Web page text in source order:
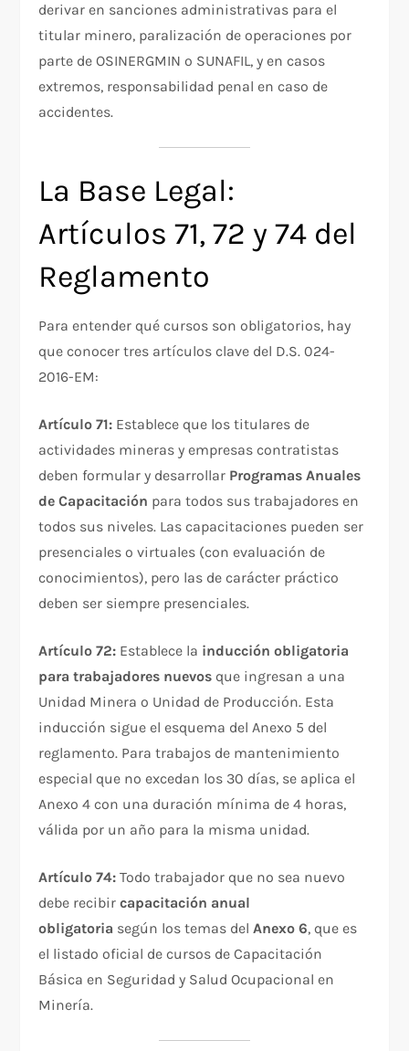
derivar en sanciones administrativas para el
titular minero, paralización de operaciones por
parte de OSINERGMIN o SUNAFIL, y en casos
extremos, responsabilidad penal en caso de
accidentes.
La Base Legal:
Artículos 71, 72 y 74 del
Reglamento
Para entender qué cursos son obligatorios, hay
que conocer tres artículos clave del D.S. 024-
2016-EM:
Artículo 71: Establece que los titulares de
actividades mineras y empresas contratistas
deben formular y desarrollar Programas Anuales
de Capacitación para todos sus trabajadores en
todos sus niveles. Las capacitaciones pueden ser
presenciales o virtuales (con evaluación de
conocimientos), pero las de carácter práctico
deben ser siempre presenciales.
Artículo 72: Establece la inducción obligatoria
para trabajadores nuevos que ingresan a una
Unidad Minera o Unidad de Producción. Esta
inducción sigue el esquema del Anexo 5 del
reglamento. Para trabajos de mantenimiento
especial que no excedan los 30 días, se aplica el
Anexo 4 con una duración mínima de 4 horas,
válida por un año para la misma unidad.
Artículo 74: Todo trabajador que no sea nuevo
debe recibircapacitación anual
obligatoria según los temas delAnexo 6, que es
el listado oficial de cursos de Capacitación
Básica en Seguridad y Salud Ocupacional en
Minería.